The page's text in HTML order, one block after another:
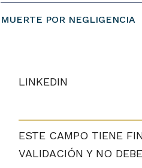
MUERTE POR NEGLIGENCIA
LINKEDIN
ESTE CAMPO TIENE
VALIDACIÓN Y NO